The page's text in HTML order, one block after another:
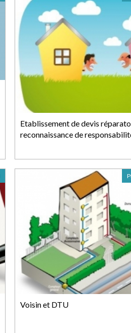
Etablissement de devis
reconnaissance de
Voisin et DTU